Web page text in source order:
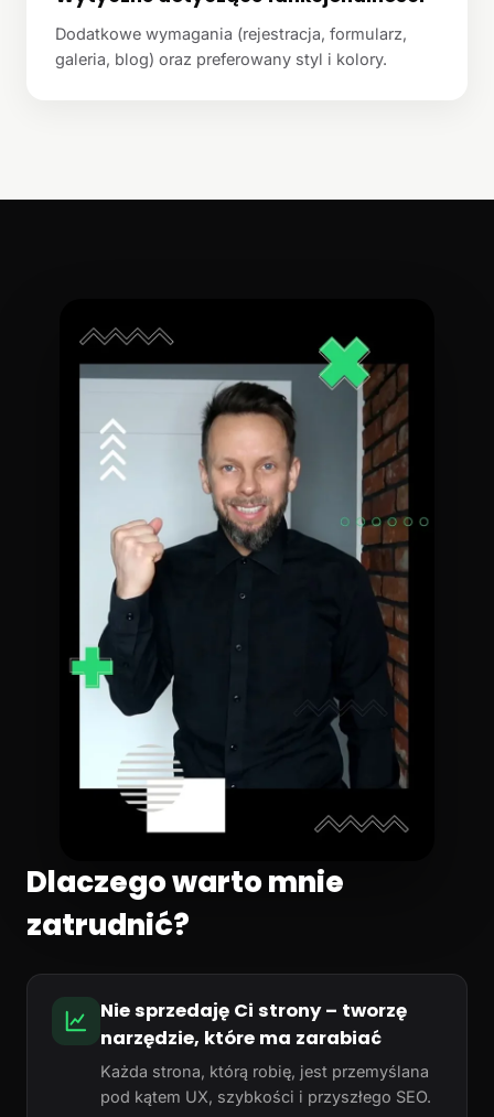
Dodatkowe wymagania (rejestracja, formularz,
galeria, blog) oraz preferowany styl i kolory.
Dlaczego warto mnie
zatrudnić?
Nie sprzedaję Ci strony – tworzę
narzędzie, które ma zarabiać
Każda strona, którą robię, jest przemyślana
pod kątem UX, szybkości i przyszłego SEO.